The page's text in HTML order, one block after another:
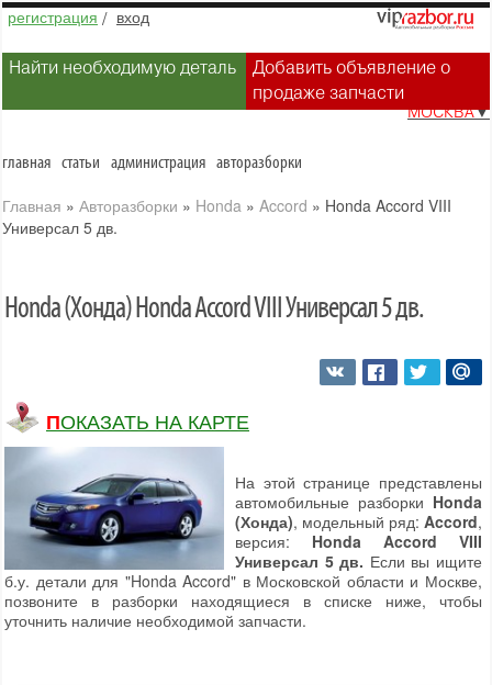
регистрация / вход
Найти необходимую деталь
Добавить объявление о
продаже запчасти
МОСКВА▼
главная статьи администрация авторазборки
Главная » Авторазборки » Honda » Accord » Honda Accord VIII
Универсал 5 дв.
Honda (Хонда) Honda Accord VIII Универсал 5 дв.
ПОКАЗАТЬ НА КАРТЕ
На этой странице представлены
автомобильные разборки Honda
(Хонда), модельный ряд: Accord,
версия: Honda Accord VIII
Универсал 5 дв. Если вы ищите
б.у. детали для "Honda Accord" в Московской области и Москве,
позвоните в разборки находящиеся в списке ниже, чтобы
уточнить наличие необходимой запчасти.